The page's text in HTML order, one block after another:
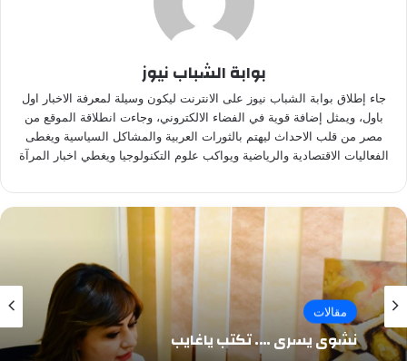
بوابة الشباب نيوز
جاء إطلاق بوابة الشباب نيوز على الانترنت ليكون وسيلة لمعرفة الاخبار اول
باول، ويمثل إضافة قوية في الفضاء الالكتروني، وجاءت انطلاقة الموقع من
مصر من قلب الاحداث ليهتم بالثورات العربية والمشاكل السياسية ويغطى
الفعاليات الاقتصادية والرياضية ويواكب علوم التكنولوجيا ويغطي اخبار المرآة
مقالات
نشوى يسرى …. تكتب ياغايب